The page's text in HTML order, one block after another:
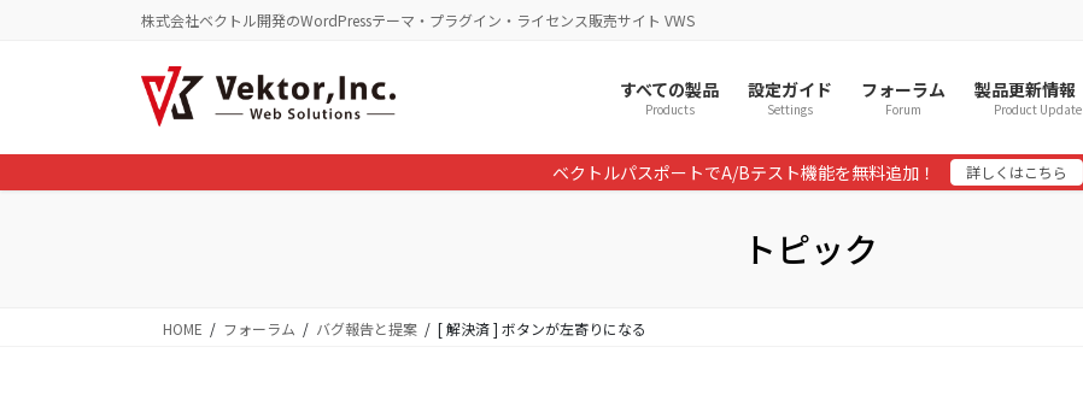
に
移
ョ
ン
株式会社ベクトル開発のWordPressテーマ・プラグイン・ライセンス販売サイト VWS
すべての製品
Products
設定ガイド
Settings
フォーラム
Forum
製品更新情報
Product Update
ベクトルパスポートでA/Bテスト機能を無料追加！ 詳しくはこちら
トピック
HOME フォーラム バグ報告と提案 [ 解決済 ] ボタンが左寄りになる